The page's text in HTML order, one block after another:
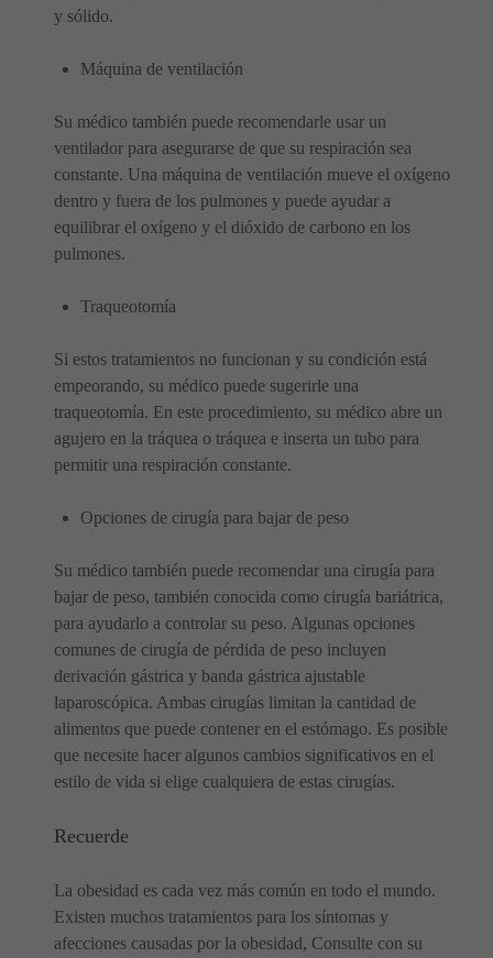
y sólido.
Máquina de ventilación
Su médico también puede recomendarle usar un
ventilador para asegurarse de que su respiración sea
constante. Una máquina de ventilación mueve el oxígeno
dentro y fuera de los pulmones y puede ayudar a
equilibrar el oxígeno y el dióxido de carbono en los
pulmones.
Traqueotomía
Si estos tratamientos no funcionan y su condición está
empeorando, su médico puede sugerirle una
traqueotomía. En este procedimiento, su médico abre un
agujero en la tráquea o tráquea e inserta un tubo para
permitir una respiración constante.
Opciones de cirugía para bajar de peso
Su médico también puede recomendar una cirugía para
bajar de peso, también conocida como cirugía bariátrica,
para ayudarlo a controlar su peso. Algunas opciones
comunes de cirugía de pérdida de peso incluyen
derivación gástrica y banda gástrica ajustable
laparoscópica. Ambas cirugías limitan la cantidad de
alimentos que puede contener en el estómago. Es posible
que necesite hacer algunos cambios significativos en el
estilo de vida si elige cualquiera de estas cirugías.
Recuerde
La obesidad es cada vez más común en todo el mundo.
Existen muchos tratamientos para los síntomas y
afecciones causadas por la obesidad, Consulte con su